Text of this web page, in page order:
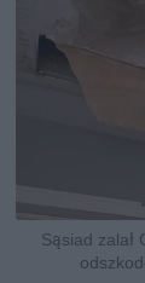
Sąsiad zalał